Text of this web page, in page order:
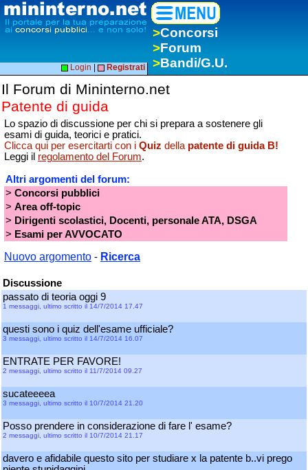
>Concorsi
>Forum
>Bandi/G.U.
Login Registrati
Il Forum di Mininterno.net
Patente di guida
Lo spazio di discussione per chi si prepara a sostenere gli
esami di guida, teorici e pratici.
Clicca qui per esercitarti con i Quiz della patente di guida B!
Leggi il regolamento del Forum.
Altri argomenti del forum:
> Concorsi pubblici
> Area off-topic
> Dirigenti scolastici, Docenti, personale ATA, DSGA
> Esami per AVVOCATO
Nuovo argomento - Ricerca
Discussione
passato di teoria oggi 9
1 messaggi, ultimo scritto il 14/7/2014 17.47
questi sono i quiz dell'esame ufficiale?
3 messaggi, ultimo scritto il 14/7/2014 16.07
ENTRATE PER FAVORE!
2 messaggi, ultimo scritto il 11/7/2014 09.27
sucateeeea
3 messaggi, ultimo scritto il 10/7/2014 21.20
Posso prendere in considerazione di fare l' esame?
2 messaggi, ultimo scritto il 10/7/2014 21.17
davero e afidabile questo sito per studiare x la patente b..vi prego